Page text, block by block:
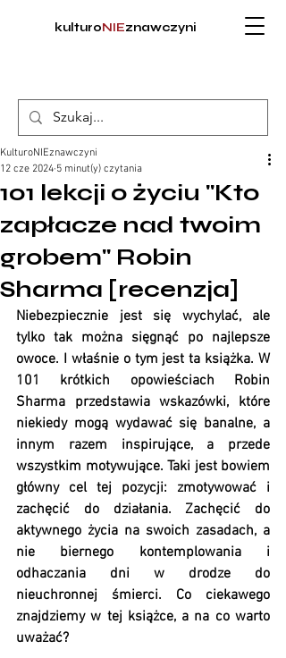
kulturoNIEznawczyni
101 lekcji o życiu "Kto
zapłacze nad twoim
grobem" Robin
Sharma [recenzja]
KulturoNIEznawczyni
12 cze 2024 5 minut(y) czytania
Niebezpiecznie jest się wychylać, ale
tylko tak można sięgnąć po najlepsze
owoce. I właśnie o tym jest ta książka. W
101 krótkich opowieściach Robin
Sharma przedstawia wskazówki, które
niekiedy mogą wydawać się banalne, a
innym razem inspirujące, a przede
wszystkim motywujące. Taki jest bowiem
główny cel tej pozycji: zmotywować i
zachęcić do działania. Zachęcić do
aktywnego życia na swoich zasadach, a
nie biernego kontemplowania i
odhaczania dni w drodze do
nieuchronnej śmierci. Co ciekawego
znajdziemy w tej książce, a na co warto
uważać?